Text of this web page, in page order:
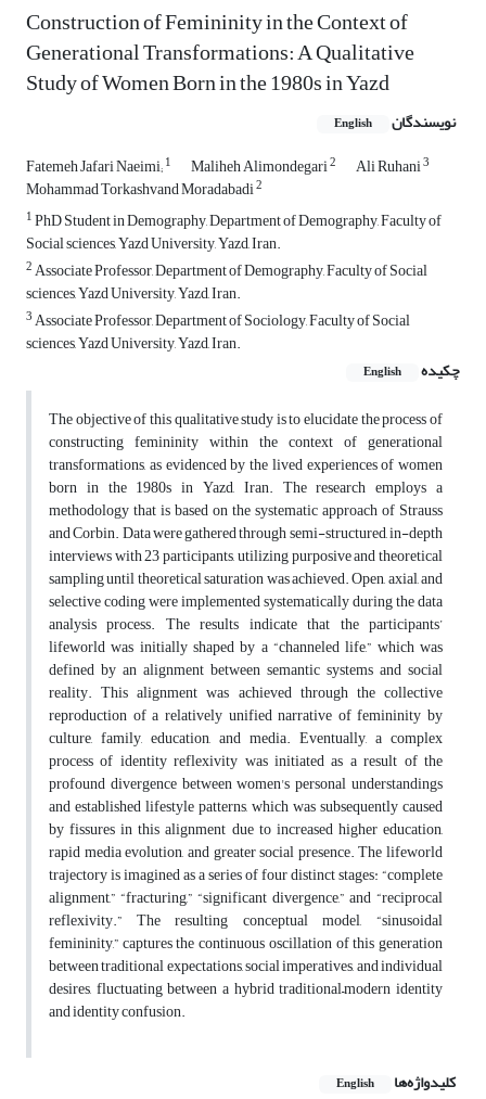
Construction of Femininity in the Context of
Generational Transformations: A Qualitative
Study of Women Born in the 1980s in Yazd
نویسندگان English
Fatemeh Jafari Naeimi;1 Maliheh Alimondegari2 Ali Ruhani3
Mohammad Torkashvand Moradabadi2
1PhD Student in Demography, Department of Demography, Faculty of
Social sciences, Yazd University, Yazd, Iran.
2Associate Professor, Department of Demography, Faculty of Social
sciences, Yazd University, Yazd, Iran.
3Associate Professor, Department of Sociology, Faculty of Social
sciences, Yazd University, Yazd, Iran.
چکیده
English
The objective of this qualitative study is to elucidate the process of
constructing femininity within the context of generational
transformations, as evidenced by the lived experiences of women
born in the 1980s in Yazd, Iran. The research employs a
methodology that is based on the systematic approach of Strauss
and Corbin. Data were gathered through semi-structured, in-depth
interviews with 23 participants, utilizing purposive and theoretical
sampling until theoretical saturation was achieved. Open, axial, and
selective coding were implemented systematically during the data
analysis process. The results indicate that the participants’
lifeworld was initially shaped by a “channeled life,” which was
defined by an alignment between semantic systems and social
reality. This alignment was achieved through the collective
reproduction of a relatively unified narrative of femininity by
culture, family, education, and media. Eventually, a complex
process of identity reflexivity was initiated as a result of the
profound divergence between women's personal understandings
and established lifestyle patterns, which was subsequently caused
by fissures in this alignment due to increased higher education,
rapid media evolution, and greater social presence. The lifeworld
trajectory is imagined as a series of four distinct stages: “complete
alignment,” “fracturing,” “significant divergence,” and “reciprocal
reflexivity.” The resulting conceptual model, “sinusoidal
femininity,” captures the continuous oscillationof this generation
between traditional expectations, social imperatives, and individual
desires, fluctuating between a hybrid traditional–modern identity
and identity confusion.
کلیدواژه‌ها English